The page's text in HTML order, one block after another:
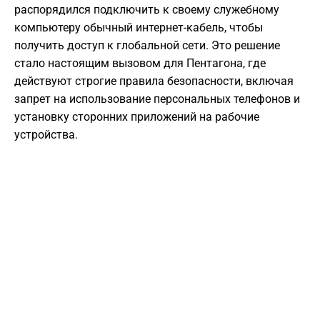
распорядился подключить к своему служебному
компьютеру обычный интернет-кабель, чтобы
получить доступ к глобальной сети. Это решение
стало настоящим вызовом для Пентагона, где
действуют строгие правила безопасности, включая
запрет на использование персональных телефонов и
установку сторонних приложений на рабочие
устройства.